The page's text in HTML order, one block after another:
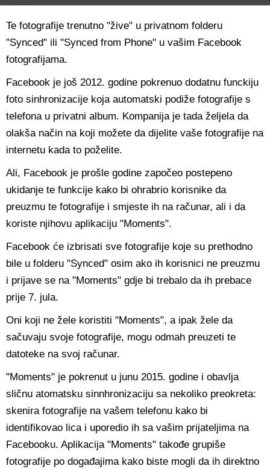
Te fotografije trenutno "žive" u privatnom folderu
"Synced" ili "Synced from Phone" u vašim Facebook
fotografijama.
Facebook je još 2012. godine pokrenuo dodatnu funckiju
foto sinhronizacije koja automatski podiže fotografije s
telefona u privatni album. Kompanija je tada željela da
olakša način na koji možete da dijelite vaše fotografije na
internetu kada to poželite.
Ali, Facebook je prošle godine započeo postepeno
ukidanje te funkcije kako bi ohrabrio korisnike da
preuzmu te fotografije i smjeste ih na računar, ali i da
koriste njihovu aplikaciju "Moments".
Facebook će izbrisati sve fotografije koje su prethodno
bile u folderu "Synced" osim ako ih korisnici ne preuzmu
i prijave se na "Moments" gdje bi trebalo da ih prebace
prije 7. jula.
Oni koji ne žele koristiti "Moments", a ipak žele da
sačuvaju svoje fotografije, mogu odmah preuzeti te
datoteke na svoj računar.
"Moments" je pokrenut u junu 2015. godine i obavlja
sličnu atomatsku sinnhronizaciju sa nekoliko preokreta:
skenira fotografije na vašem telefonu kako bi
identifikovao lica i uporedio ih sa vašim prijateljima na
Facebooku. Aplikacija "Moments" takođe grupiše
fotografije po događajima kako biste mogli da ih direktno